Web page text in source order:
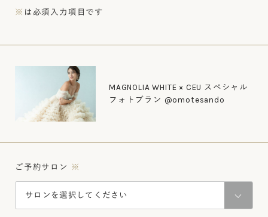
※ は必須入力項目です
MAGNOLIA WHITE × CEU スペシャル
フォトプラン @omotesando
ご予約サロン ※